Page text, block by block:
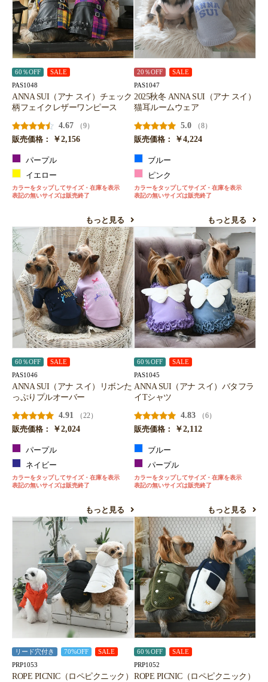
60％OFF SALE
PAS1048
ANNA SUI（アナ スイ）チェック
柄フェイクレザーワンピース
4.67
（9）
販売価格：
￥2,156
パープル
イエロー
カラーをタップしてサイズ・在庫を表示
表記の無いサイズは販売終了
もっと見る
20％OFF SALE
PAS1047
2025秋冬 ANNA SUI（アナ スイ）
猫耳ルームウェア
5.0
（8）
販売価格：
￥4,224
ブルー
ピンク
カラーをタップしてサイズ・在庫を表示
表記の無いサイズは販売終了
もっと見る
60％OFF SALE
PAS1046
ANNA SUI（アナ スイ）リボンた
っぷりプルオーバー
4.91
（22）
販売価格：
￥2,024
パープル
ネイビー
カラーをタップしてサイズ・在庫を表示
表記の無いサイズは販売終了
もっと見る
60％OFF SALE
PAS1045
ANNA SUI（アナ スイ）バタフラ
イTシャツ
4.83
（6）
販売価格：
￥2,112
ブルー
パープル
カラーをタップしてサイズ・在庫を表示
表記の無いサイズは販売終了
もっと見る
リード穴付き 70%OFF SALE
PRP1053
ROPE PICNIC（ロペピクニック）
60％OFF SALE
PRP1052
ROPE PICNIC（ロペピクニック）
お買い物を続ける カートへ進む